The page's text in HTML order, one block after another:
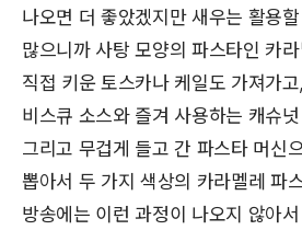
나오면 더 좋았겠지만 새우는 활용
많으니까 사탕 모양의 파스타인 카
직접 키운 토스카나 케일도 가져가
비스큐 소스와 즐겨 사용하는 캐슈
그리고 무겁게 들고 간 파스타 머신
뽑아서 두 가지 색상의 카라멜레 파
방송에는 이런 과정이 나오지 않아